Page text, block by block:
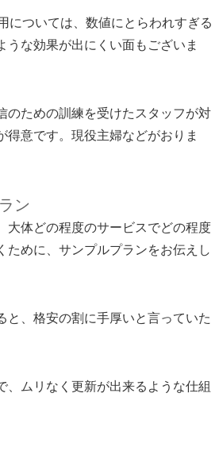
については、数値にとらわれすぎる
うな効果が出にくい面もございま
のための訓練を受けたスタッフが対
意です。現役主婦などがおりま
ン
大体どの程度のサービスでどの程度
ために、サンプルプランをお伝えし
と、格安の割に手厚いと言っていた
ムリなく更新が出来るような仕組